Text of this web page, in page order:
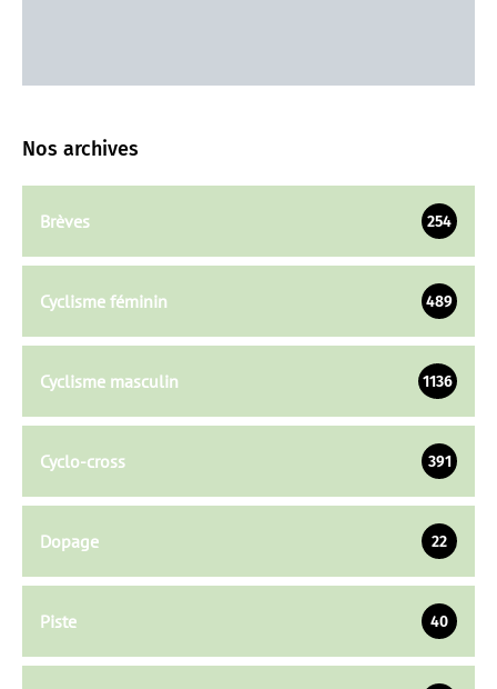
Nos archives
Brèves 254
Cyclisme féminin 489
Cyclisme masculin 1136
Cyclo-cross 391
Dopage 22
Piste 40